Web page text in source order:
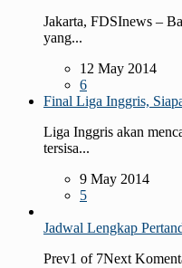
Jakarta, FDSInews –
yang...
12 May 2014
6
Final Liga Inggris,
Liga Inggris akan
tersisa...
9 May 2014
5
Jadwal Lengkap
Prev1 of 7Next